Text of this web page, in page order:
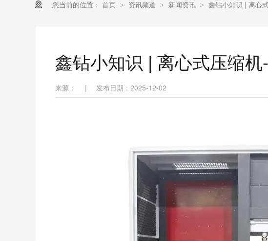
您当前的位置： 首页 > 资讯频道 > 新闻资讯 > 鑫钻小知识 | 离心
鑫钻小知识 | 离心式压缩
来源： | 发布日期：2025-12-02